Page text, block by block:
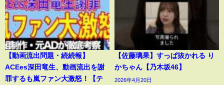
【動画流出問題・続続報】
ACEes深田竜生、動画流出を謝
罪するも嵐ファン大激怒！【テ
【佐藤璃果】すっぱ抜かれる り
かちゃん【乃木坂46】
2026年4月20日